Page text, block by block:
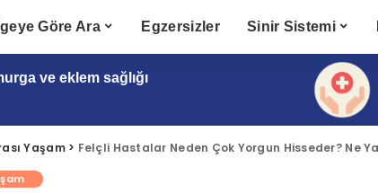
Göre Ara Egzersizler Sinir Sistemi
ve eklem sağlığı
Yaşam> Felçli Hastalar Neden Çok Yorgun Hisseder? Ne